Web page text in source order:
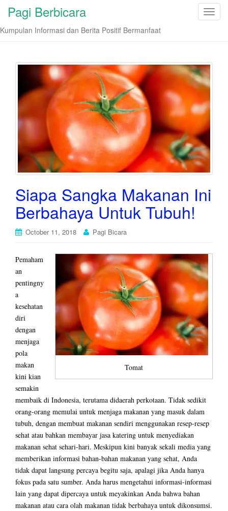
T
l
e
n
v
i
g
t
o
n
Pagi Berbicara
Kumpulan Informasi dan Berita Positif Bermanfaat
Siapa Sangka Makanan Ini
Berbahaya Untuk Tubuh!
October 11, 2018 Pagi Bicara
Tomat
Pemaham
an
pentingny
a
kesehatan
diri
dengan
menjaga
pola
makan
kini kian
semakin
membaik di Indonesia, terutama didaerah perkotaan. Tidak sedikit
orang-orang memulai untuk menjaga makanan yang masuk dalam
tubuh, dengan membuat makanan sendiri menggunakan resep-resep
sehat atau bahkan membayar jasa katering untuk menyediakan
makanan sehat sehari-hari. Meskipun kini banyak sekali media yang
memberikan informasi bahan-bahan makanan yang sehat, Anda
tidak dapat langsung percaya begitu saja, apalagi jika Anda hanya
fokus pada satu sumber. Anda harus mengetahui informasi-informasi
lain yang dapat dipercaya untuk meyakinkan Anda bahwa bahan
makanan atau cara olah makanan tidak berbahaya untuk dikonsumsi.